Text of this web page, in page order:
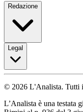
Redazione
Legal
© 2026 L'Analista. Tutti
L’Analista è una testata